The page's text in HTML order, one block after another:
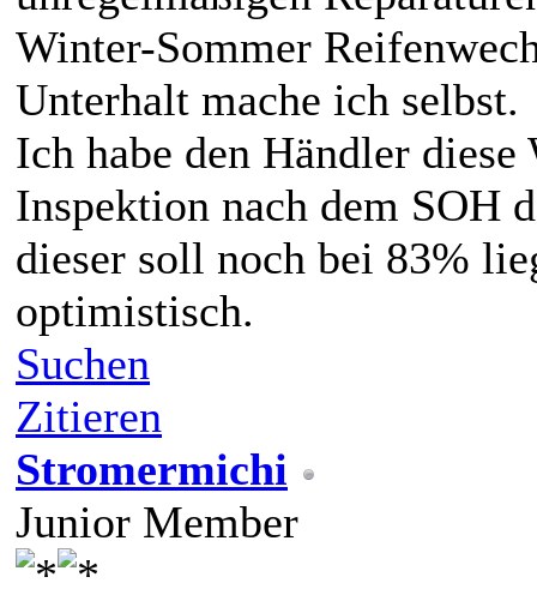
Winter-Sommer
Unterhalt mache ich selbst.
Ich habe den Händler
Inspektion nach dem SOH
dieser soll noch bei 83%
optimistisch.
Suchen
Zitieren
Stromermichi
Junior Member